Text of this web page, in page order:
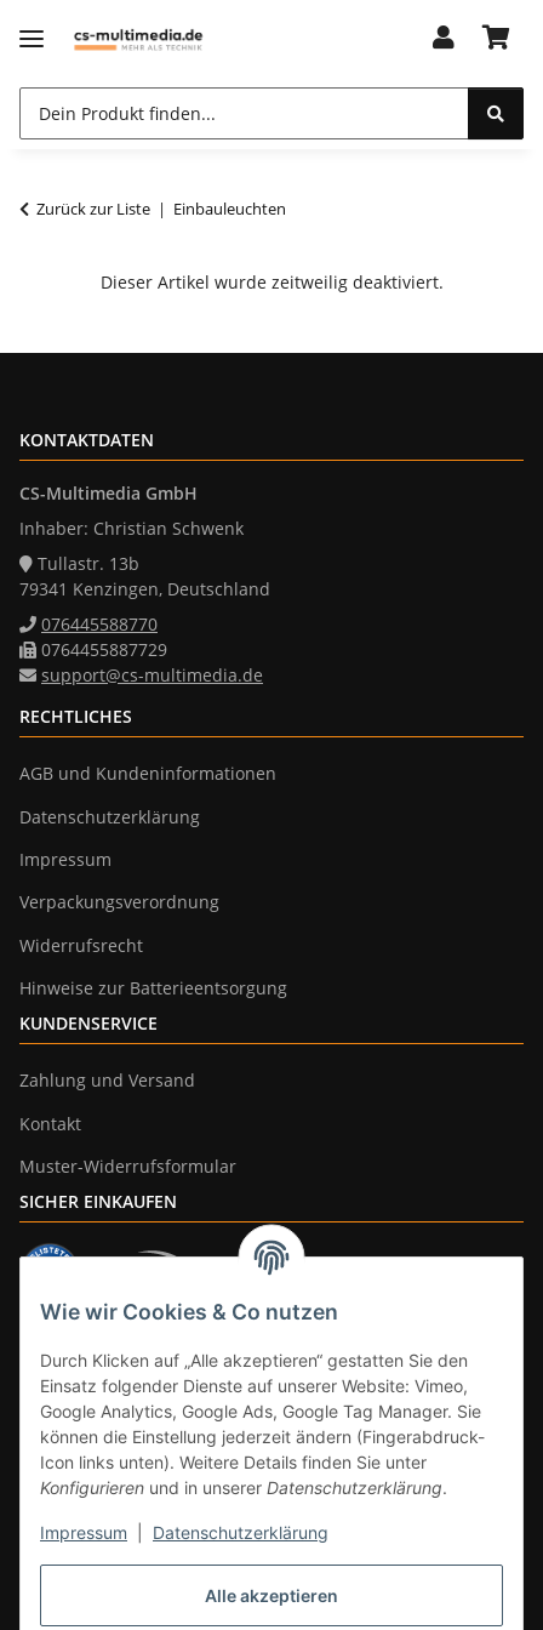
Alle akzeptieren
Wie wir Cookies & Co nutzen
Durch Klicken auf „Alle akzeptieren“ gestatten Sie den
Einsatz folgender Dienste auf unserer Website: Vimeo,
Google Analytics, Google Ads, Google Tag Manager. Sie
können die Einstellung jederzeit ändern (Fingerabdruck-
Icon links unten). Weitere Details finden Sie unter
Konfigurieren und in unserer Datenschutzerklärung.
Impressum Datenschutzerklärung
Zurück zur Liste Einbauleuchten
Dieser Artikel wurde zeitweilig deaktiviert.
KONTAKTDATEN
CS-Multimedia GmbH
Inhaber: Christian Schwenk
Tullastr. 13b
79341 Kenzingen, Deutschland
076445588770
0764455887729
support@cs-multimedia.de
RECHTLICHES
AGB und Kundeninformationen
Datenschutzerklärung
Impressum
Verpackungsverordnung
Widerrufsrecht
Hinweise zur Batterieentsorgung
KUNDENSERVICE
Zahlung und Versand
Kontakt
Muster-Widerrufsformular
SICHER EINKAUFEN
* Alle Preise inkl. gesetzlicher Mwst., zzgl.Versand
DE, gilt nicht für Großgeräte per Spedition). Artikel mit 0% MwSt. (gem. §